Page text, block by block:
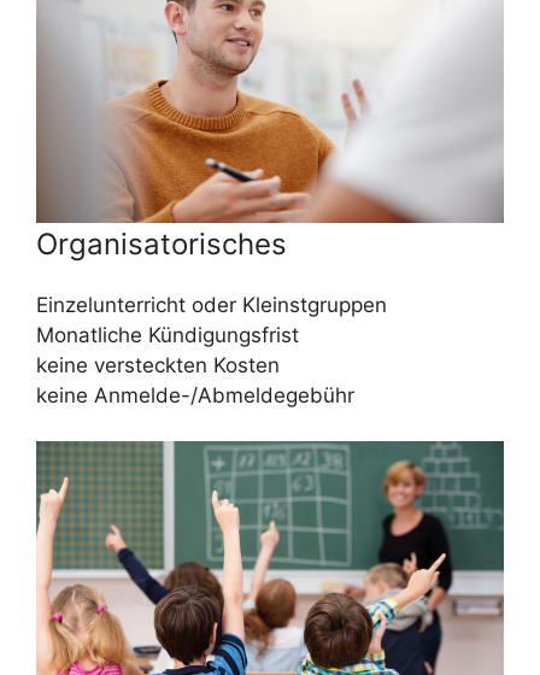
Organisatorisches
Einzelunterricht oder Kleinstgruppen
Monatliche Kündigungsfrist
keine versteckten Kosten
keine Anmelde-/Abmeldegebühr